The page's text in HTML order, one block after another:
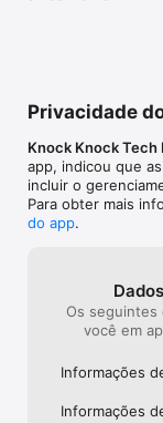
Descreva o que
Converse quando
Privacidade
Knock Knock Tech
app, indicou que
incluir o
Para obter mais
do app.
Os seguintes
você em
Informações
Informações